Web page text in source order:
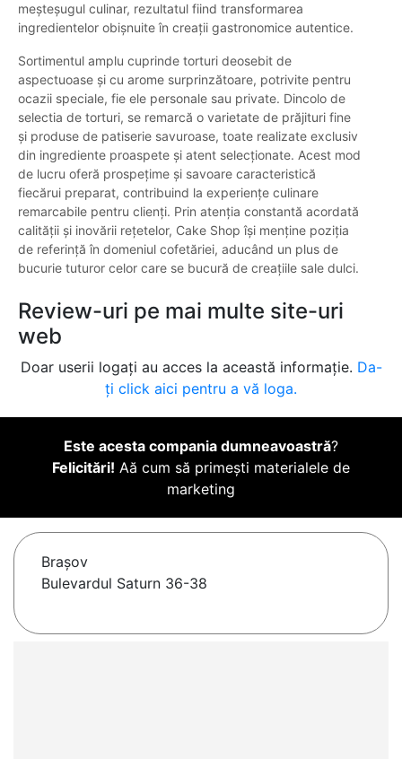
meșteșugul culinar, rezultatul fiind transformarea
ingredientelor obișnuite în creații gastronomice autentice.
Sortimentul amplu cuprinde torturi deosebit de
aspectuoase și cu arome surprinzătoare, potrivite pentru
ocazii speciale, fie ele personale sau private. Dincolo de
selectia de torturi, se remarcă o varietate de prăjituri fine
și produse de patiserie savuroase, toate realizate exclusiv
din ingrediente proaspete și atent selecționate. Acest mod
de lucru oferă prospețime și savoare caracteristică
fiecărui preparat, contribuind la experiențe culinare
remarcabile pentru clienți. Prin atenția constantă acordată
calității și inovării rețetelor, Cake Shop își menține poziția
de referință în domeniul cofetăriei, aducând un plus de
bucurie tuturor celor care se bucură de creațiile sale dulci.
Review-uri pe mai multe site-uri
web
Doar userii logați au acces la această informație. Da-
ți click aici pentru a vă loga.
Este acesta compania dumneavoastră?
Felicitări! Aă cum să primești materialele de
marketing
Braşov
Bulevardul Saturn 36-38